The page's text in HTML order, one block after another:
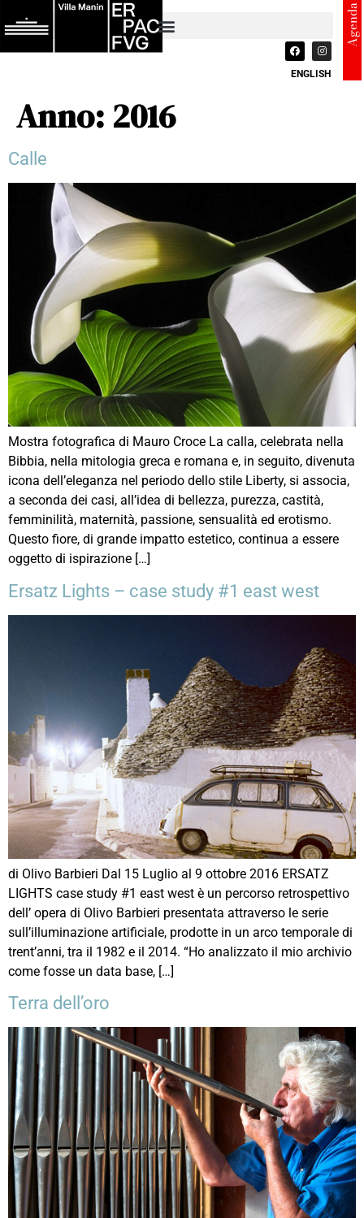
ENGLISH
Agenda
Anno: 2016
Calle
Mostra fotografica di Mauro Croce La calla, celebrata nella
Bibbia, nella mitologia greca e romana e, in seguito, divenuta
icona dell’eleganza nel periodo dello stile Liberty, si associa,
a seconda dei casi, all’idea di bellezza, purezza, castità,
femminilità, maternità, passione, sensualità ed erotismo.
Questo fiore, di grande impatto estetico, continua a essere
oggetto di ispirazione […]
Ersatz Lights – case study #1 east west
di Olivo Barbieri Dal 15 Luglio al 9 ottobre 2016 ERSATZ
LIGHTS case study #1 east west è un percorso retrospettivo
dell’ opera di Olivo Barbieri presentata attraverso le serie
sull’illuminazione artificiale, prodotte in un arco temporale di
trent’anni, tra il 1982 e il 2014. “Ho analizzato il mio archivio
come fosse un data base, […]
Terra dell’oro